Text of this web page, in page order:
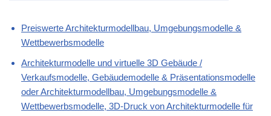
Preiswerte Architekturmodellbau, Umgebungsmodelle &
Wettbewerbsmodelle
Architekturmodelle und virtuelle 3D Gebäude /
Verkaufsmodelle, Gebäudemodelle & Präsentationsmodelle
oder Architekturmodellbau, Umgebungsmodelle &
Wettbewerbsmodelle, 3D-Druck von Architekturmodelle für